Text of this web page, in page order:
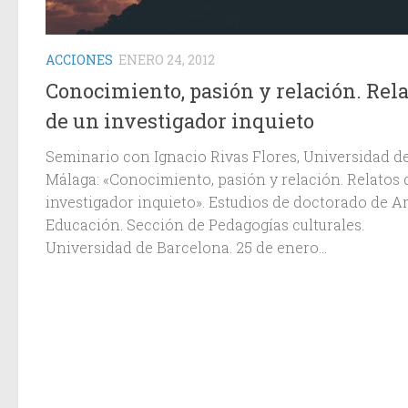
ACCIONES ENERO 24, 2012
Conocimiento, pasión y relación.
de un investigador inquieto
Seminario con Ignacio Rivas Flores, Universidad
Málaga: «Conocimiento, pasión y relación. Relatos
investigador inquieto». Estudios de doctorado de
Educación. Sección de Pedagogías culturales.
Universidad de Barcelona. 25 de enero...